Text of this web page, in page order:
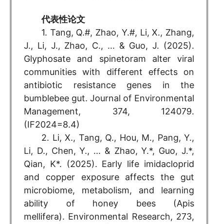
代表性论文
1. Tang, Q.#, Zhao, Y.#, Li, X., Zhang,
J., Li, J., Zhao, C., ... & Guo, J. (2025).
Glyphosate and spinetoram alter viral
communities with different effects on
antibiotic resistance genes in the
bumblebee gut. Journal of Environmental
Management, 374, 124079.
(IF2024=8.4)
2. Li, X., Tang, Q., Hou, M., Pang, Y.,
Li, D., Chen, Y., ... & Zhao, Y.*, Guo, J.*,
Qian, K*. (2025). Early life imidacloprid
and copper exposure affects the gut
microbiome, metabolism, and learning
ability of honey bees (Apis
mellifera). Environmental Research, 273,